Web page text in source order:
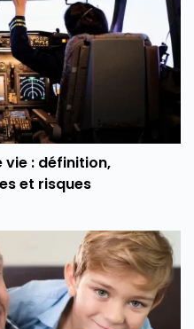
: définition,
et risques